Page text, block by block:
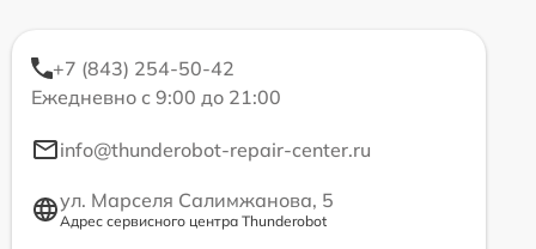
+7 (843) 254-50-42
Ежедневно с 9:00 до 21:00
info@thunderobot-repair-center.ru
ул. Марселя Салимжанова, 5
Адрес сервисного центра Thunderobot